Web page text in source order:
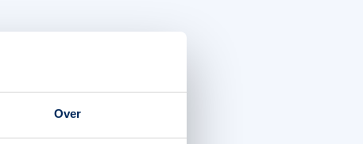
Over